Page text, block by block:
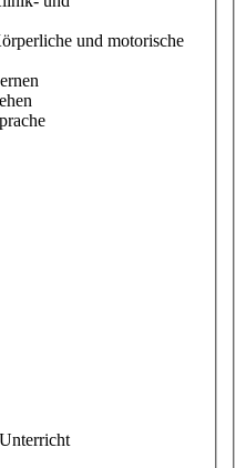
und motorische